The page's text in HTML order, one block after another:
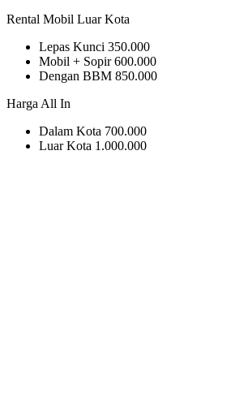
Rental Mobil Luar Kota
Lepas Kunci 350.000
Mobil + Sopir600.000
Dengan BBM 850.000
Harga All In
Dalam Kota 700.000
Luar Kota 1.000.000